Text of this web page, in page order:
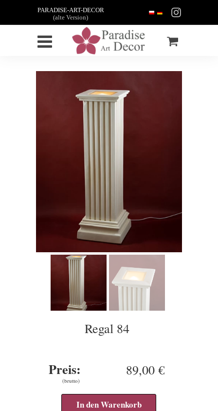
PARADISE-ART-DECOR
(alte Version)
89,00 €
Preis:
(brutto)
In den Warenkorb
Regal 84